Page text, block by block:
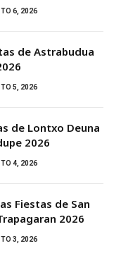
6, 2026
de Astrabudua
5, 2026
de Lontxo Deuna
2026
4, 2026
Fiestas de San
2026
3, 2026